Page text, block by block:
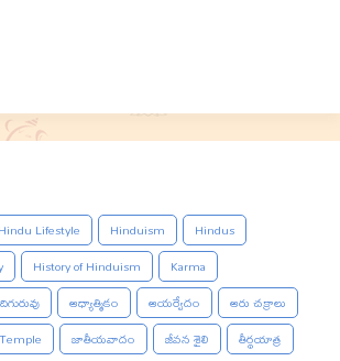
Hindu Lifestyle Hinduism
Hindus
History of Hinduism
Karma
ఆధ్యాత్మికం ఆయర్వేదం
ఆరు చక్రాలు
జాతీయవాదం జీవన శైలి
తీర్థయాత్ర